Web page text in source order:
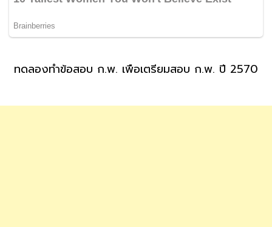
ทดลองทำข้อสอบ ก.พ. เพื่อเตรียมสอบ ก.พ. ปี 2570